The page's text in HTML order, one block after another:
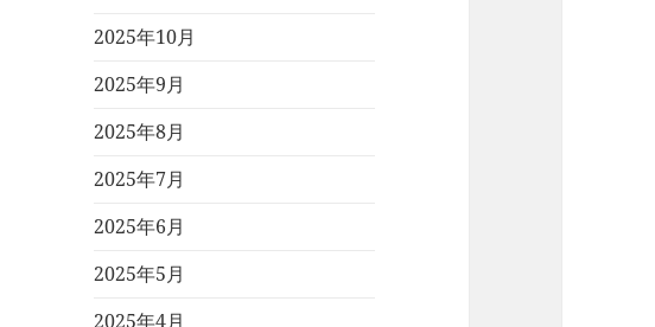
2025年10月
2025年9月
2025年8月
2025年7月
2025年6月
2025年5月
2025年4月